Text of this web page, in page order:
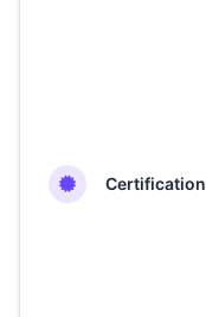
Certification